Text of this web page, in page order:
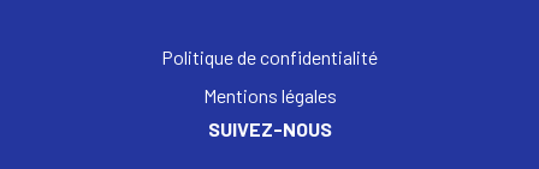
Politique de confidentialité
Mentions légales
SUIVEZ-NOUS